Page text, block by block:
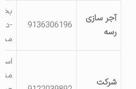
آجر سازی
9136306196
بخش
-
مدرس -
شرکت
استان